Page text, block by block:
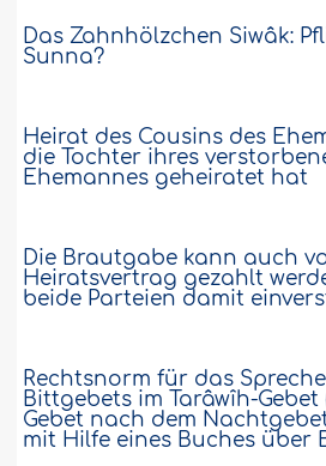
Das Zahnhölzchen Siwâk:
Sunna?
Heirat des Cousins des
die Tochter ihres
Ehemannes geheiratet hat
Die Brautgabe kann auch
Heiratsvertrag gezahlt
beide Parteien damit
Rechtsnorm für das
Bittgebets im Tarâwîh-Gebet
Gebet nach dem
mit Hilfe eines Buches über